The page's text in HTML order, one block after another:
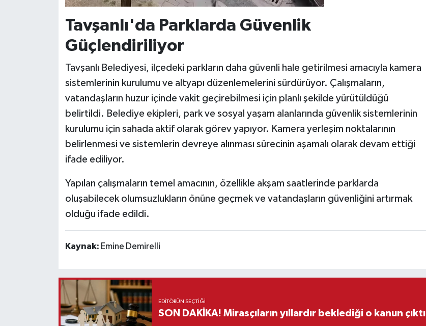
Tavşanlı'da Parklarda Güvenlik
Güçlendiriliyor
Tavşanlı Belediyesi, ilçedeki parkların daha güvenli hale getirilmesi amacıyla kamera
sistemlerinin kurulumu ve altyapı düzenlemelerini sürdürüyor. Çalışmaların,
vatandaşların huzur içinde vakit geçirebilmesi için planlı şekilde yürütüldüğü
belirtildi. Belediye ekipleri, park ve sosyal yaşam alanlarında güvenlik sistemlerinin
kurulumu için sahada aktif olarak görev yapıyor. Kamera yerleşim noktalarının
belirlenmesi ve sistemlerin devreye alınması sürecinin aşamalı olarak devam ettiği
ifade ediliyor.
Yapılan çalışmaların temel amacının, özellikle akşam saatlerinde parklarda
oluşabilecek olumsuzlukların önüne geçmek ve vatandaşların güvenliğini artırmak
olduğu ifade edildi.
Kaynak: Emine Demirelli
EDITÖRÜN SEÇTIĞI
SON DAKİKA! Mirasçıların yıllardır beklediği o kanun çıktı